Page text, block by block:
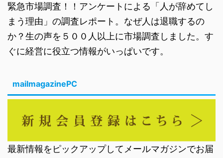
緊急市場調査！！アンケートによる「人が辞めてし
まう理由」の調査レポート。なぜ人は退職するの
か？生の声を５００人以上に市場調査しました。す
ぐに経営に役立つ情報がいっぱいです。
mailmagazinePC
最新情報をピックアップしてメールマガジンでお届